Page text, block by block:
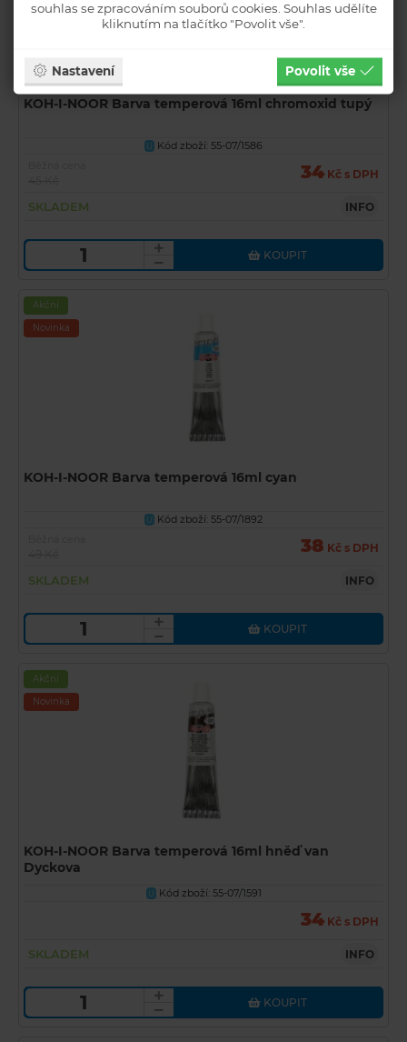
souhlas se zpracováním souborů cookies. Souhlas udělíte
kliknutím na tlačítko "Povolit vše".
Nastavení Povolit vše
KOH-I-NOOR Barva temperová 16ml chromoxid tupý
U
Kód zboží: 55-07/1586
34 Kč s DPH
SKLADEM INFO
KOUPIT
Akční
Novinka
KOH-I-NOOR Barva temperová 16ml cyan
U
Kód zboží: 55-07/1892
38 Kč s DPH
SKLADEM INFO
KOUPIT
Akční
Novinka
KOH-I-NOOR Barva temperová 16ml hněď van
Dyckova
U Kód zboží: 55-07/1591
34 Kč s DPH
SKLADEM INFO
KOUPIT